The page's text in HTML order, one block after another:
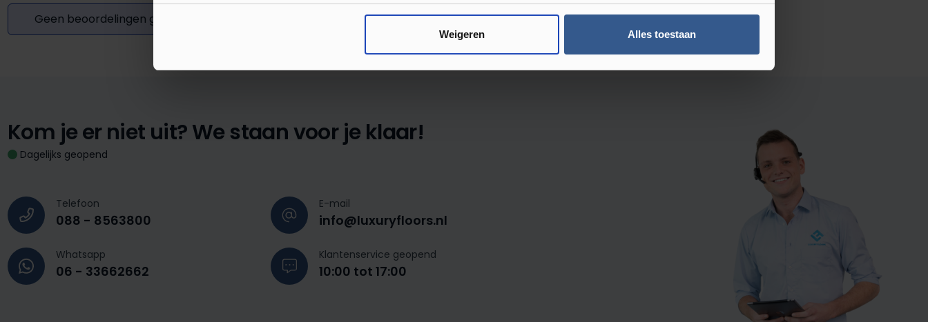
Weigeren Alles toestaan
Geen beoordelingen gevonden. Deel uw inzichten met anderen.
Kom je er niet uit?We staan voor je klaar!
Dagelijks geopend
Telefoon
088 - 8563800
E-mail
info@luxuryfloors.nl
Whatsapp
06 - 33662662
Klantenservice geopend
10:00 tot 17:00